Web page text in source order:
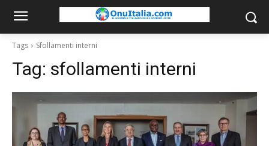
Tags Sfollamenti interni
Tag: sfollamenti interni